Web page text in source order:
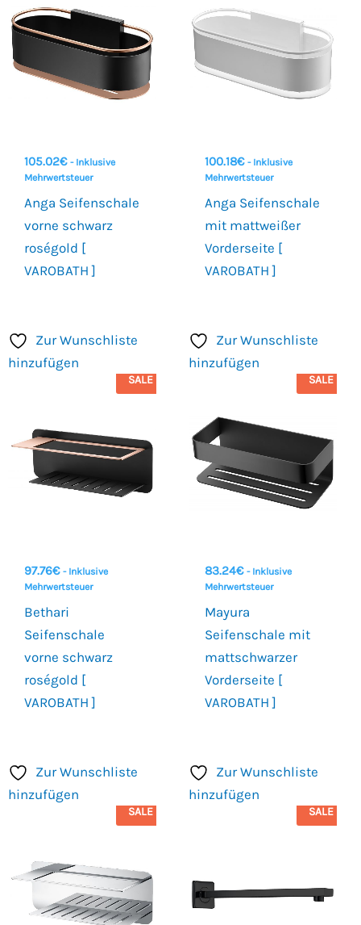
105.02€ - Inklusive
Mehrwertsteuer
Anga Seifenschale
vorne schwarz
roségold [
VAROBATH ]
100.18€ - Inklusive
Mehrwertsteuer
Anga Seifenschale
mit mattweißer
Vorderseite [
VAROBATH ]
Zur Wunschliste
hinzufügen
SALE
97.76€ - Inklusive
Mehrwertsteuer
Bethari
Seifenschale
vorne schwarz
roségold [
VAROBATH ]
Zur Wunschliste
hinzufügen
SALE
83.24€ - Inklusive
Mehrwertsteuer
Mayura
Seifenschale mit
mattschwarzer
Vorderseite [
VAROBATH ]
Zur Wunschliste
hinzufügen
SALE
Zur Wunschliste
hinzufügen
SALE